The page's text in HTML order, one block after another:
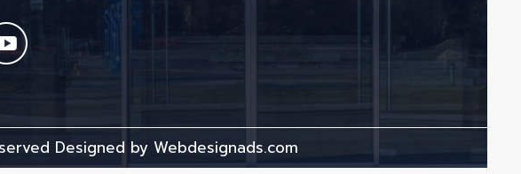
Designed byWebdesignads.com